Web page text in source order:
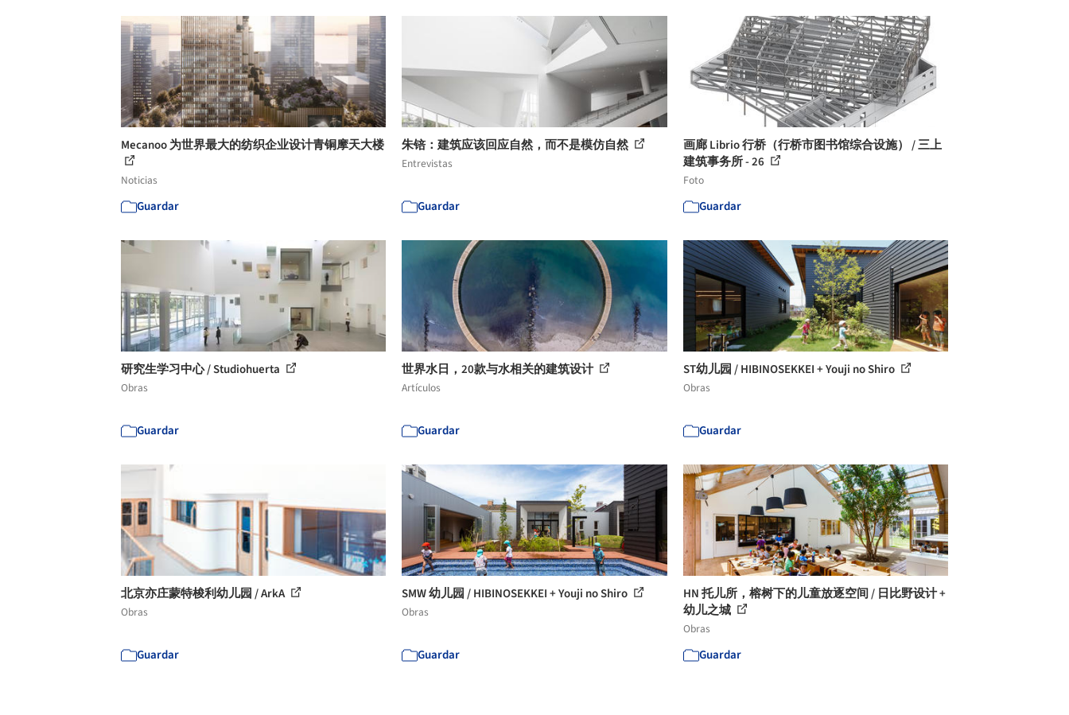
Mecanoo 为世界最大的纺织企业设计青铜摩天大楼
Noticias
Guardar
朱锫：建筑应该回应自然，而不是模仿自然
Entrevistas
Guardar
画廊 Librio 行桥（行桥市图书馆综合设施） / 三上
建筑事务所 - 26
Foto
Guardar
研究生学习中心 / Studiohuerta
Obras
Guardar
世界水日，20款与水相关的建筑设计
Artículos
Guardar
ST幼儿园 / HIBINOSEKKEI + Youji no Shiro
Obras
Guardar
北京亦庄蒙特梭利幼儿园 / ArkA
Obras
Guardar
SMW 幼儿园 / HIBINOSEKKEI + Youji no Shiro
Obras
Guardar
HN 托儿所，榕树下的儿童放逐空间 / 日比野设计 +
幼儿之城
Obras
Guardar